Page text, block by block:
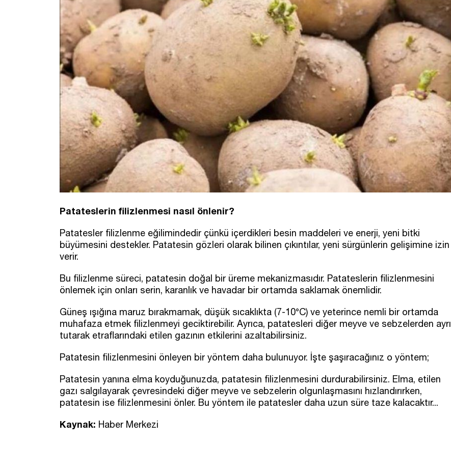
Patateslerin filizlenmesi nasıl önlenir?
Patatesler filizlenme eğilimindedir çünkü içerdikleri besin maddeleri ve enerji, yeni bitki
büyümesini destekler. Patatesin gözleri olarak bilinen çıkıntılar, yeni sürgünlerin gelişimine izin
verir.
Bu filizlenme süreci, patatesin doğal bir üreme mekanizmasıdır. Patateslerin filizlenmesini
önlemek için onları serin, karanlık ve havadar bir ortamda saklamak önemlidir.
Güneş ışığına maruz bırakmamak, düşük sıcaklıkta (7-10°C) ve yeterince nemli bir ortamda
muhafaza etmek filizlenmeyi geciktirebilir. Ayrıca, patatesleri diğer meyve ve sebzelerden ayrı
tutarak etraflarındaki etilen gazının etkilerini azaltabilirsiniz.
Patatesin filizlenmesini önleyen bir yöntem daha bulunuyor. İşte şaşıracağınız o yöntem;
Patatesin yanına elma koyduğunuzda, patatesin filizlenmesini durdurabilirsiniz. Elma, etilen
gazı salgılayarak çevresindeki diğer meyve ve sebzelerin olgunlaşmasını hızlandırırken,
patatesin ise filizlenmesini önler. Bu yöntem ile patatesler daha uzun süre taze kalacaktır...
Kaynak: Haber Merkezi